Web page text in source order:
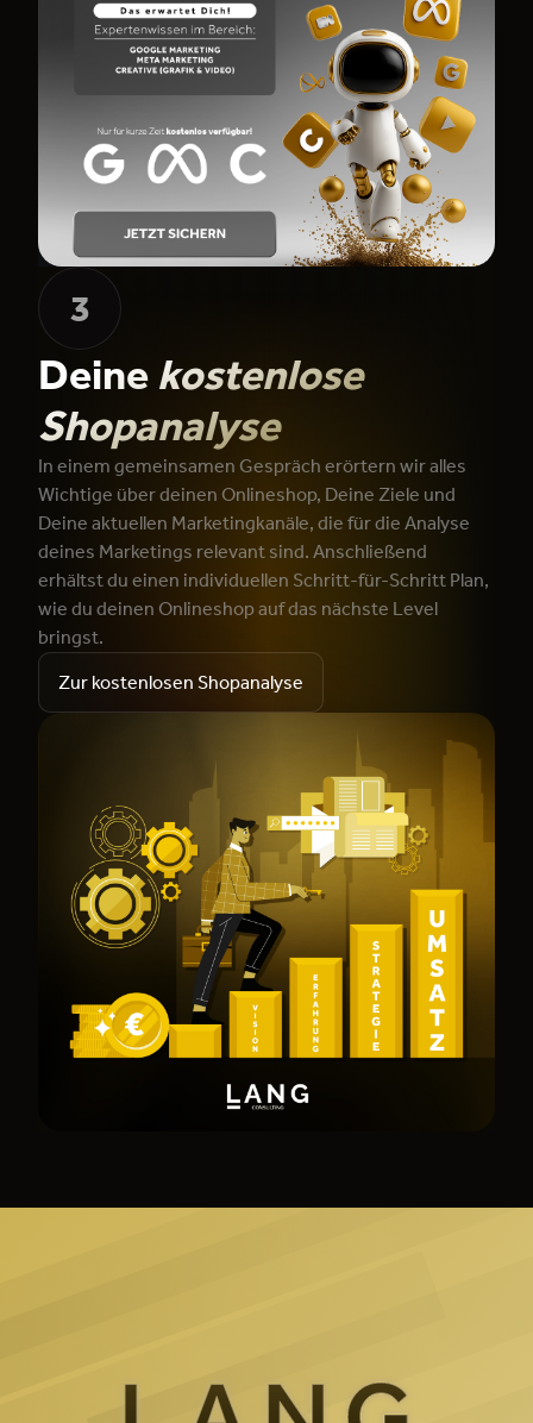
Deine kostenlose
Shopanalyse
In einem gemeinsamen Gespräch erörtern wir alles
Wichtige über deinen Onlineshop, Deine Ziele und
Deine aktuellen Marketingkanäle, die für die Analyse
deines Marketings relevant sind. Anschließend
erhältst du einen individuellen Schritt-für-Schritt Plan,
wie du deinen Onlineshop auf das nächste Level
bringst.
Zur kostenlosen Shopanalyse
3